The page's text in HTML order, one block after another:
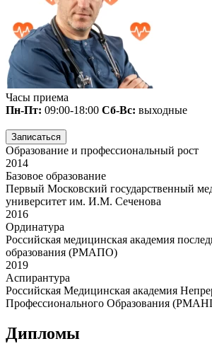
Часы приема
Пн-Пт: 09:00-18:00 Сб-Вс: выходные
Записаться
Образование и профессиональный рост
2014
Базовое образование
Первый Московский государственный
университет им. И.М. Сеченова
2016
Ординатура
Российская медицинская академия
образования (РМАПО)
2019
Аспирантура
Российская Медицинская академия
Профессионального Образования
Дипломы